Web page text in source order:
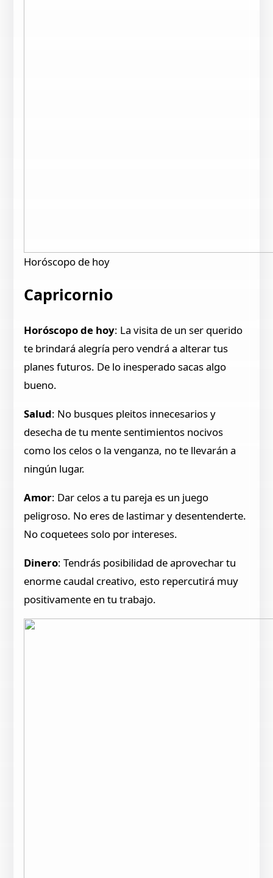
Horóscopo de hoy
Capricornio
Horóscopo de hoy: La visita de un ser querido
te brindará alegría pero vendrá a alterar tus
planes futuros. De lo inesperado sacas algo
bueno.
Salud: No busques pleitos innecesarios y
desecha de tu mente sentimientos nocivos
como los celos o la venganza, no te llevarán a
ningún lugar.
Amor: Dar celos a tu pareja es un juego
peligroso. No eres de lastimar y desentenderte.
No coquetees solo por intereses.
Dinero: Tendrás posibilidad de aprovechar tu
enorme caudal creativo, esto repercutirá muy
positivamente en tu trabajo.